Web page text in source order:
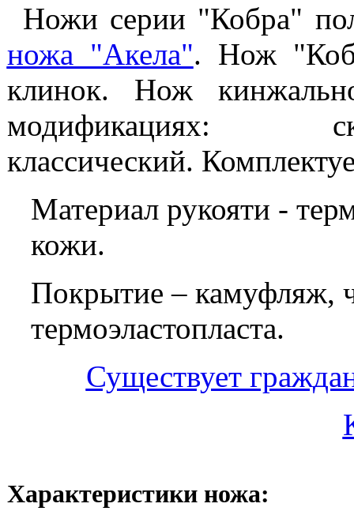
Ножи серии "Кобра"
ножа "Акела". Нож
клинок. Нож
классический.
Материал рукояти -
кожи.
Покрытие – камуфляж,
термоэластопласта.
Существует
Характеристики ножа: